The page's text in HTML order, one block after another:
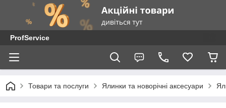
ProfService
Товари та послуги Ялинки та новорічні аксесуари